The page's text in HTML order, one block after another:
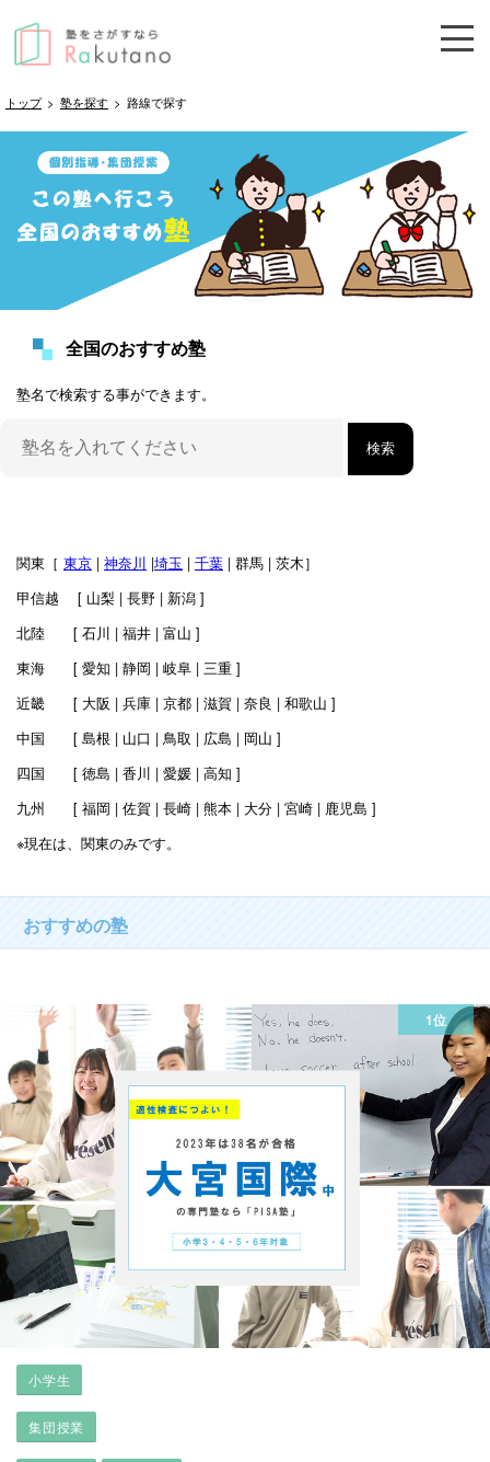
トップ > 塾を探す > 路線で探す
全国のおすすめ塾
塾名で検索する事ができます。
関東［ 東京 | 神奈川 |埼玉 | 千葉 | 群馬 | 茨木］
甲信越 [ 山梨 | 長野 | 新潟 ]
北陸 [ 石川 | 福井 | 富山 ]
東海 [ 愛知 | 静岡 | 岐阜 | 三重 ]
近畿 [ 大阪 | 兵庫 | 京都 | 滋賀 | 奈良 | 和歌山 ]
中国 [ 島根 | 山口 | 鳥取 | 広島 | 岡山 ]
四国 [ 徳島 | 香川 | 愛媛 | 高知 ]
九州 [ 福岡 | 佐賀 | 長崎 | 熊本 | 大分 | 宮崎 | 鹿児島 ]
※現在は、関東のみです。
おすすめの塾
1位
小学生
集団授業